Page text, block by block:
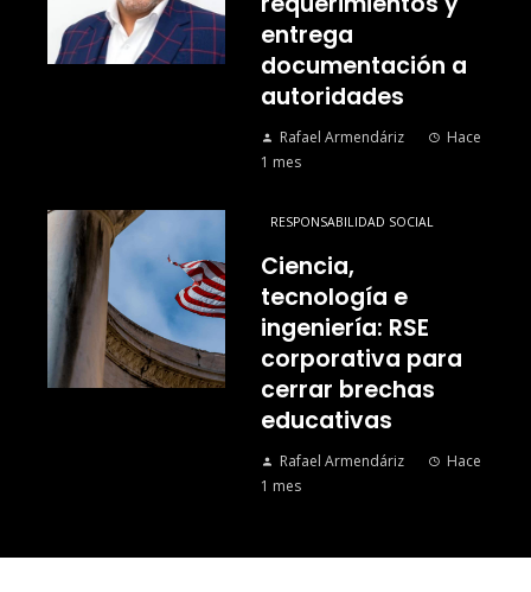
entrega
documentación a
autoridades
Rafael Armendáriz
Hace
1 mes
RESPONSABILIDAD SOCIAL
Ciencia,
tecnología e
ingeniería: RSE
corporativa para
cerrar brechas
educativas
Rafael Armendáriz
Hace
1 mes